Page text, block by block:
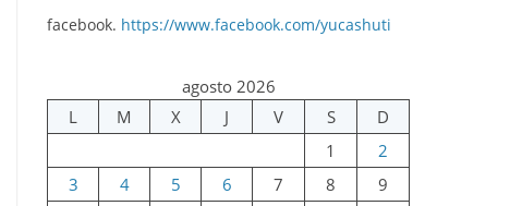
facebook. https://www.facebook.com/yucashuti
agosto 2026
L
M X J V S
D
1
2
3
4 5 6 7 8
9